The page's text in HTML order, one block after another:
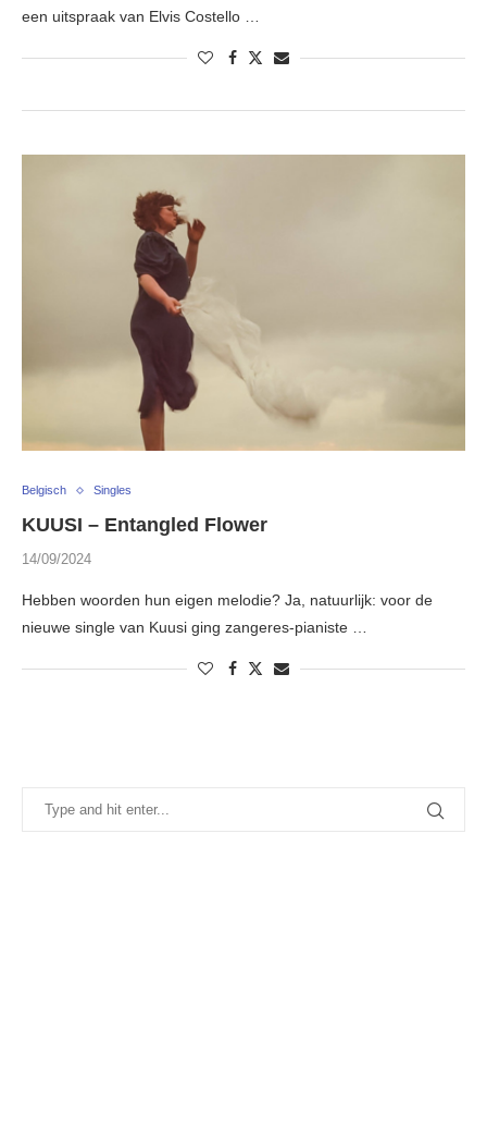
een uitspraak van Elvis Costello …
Belgisch Singles
KUUSI – Entangled Flower
14/09/2024
Hebben woorden hun eigen melodie? Ja, natuurlijk: voor de
nieuwe single van Kuusi ging zangeres-pianiste …